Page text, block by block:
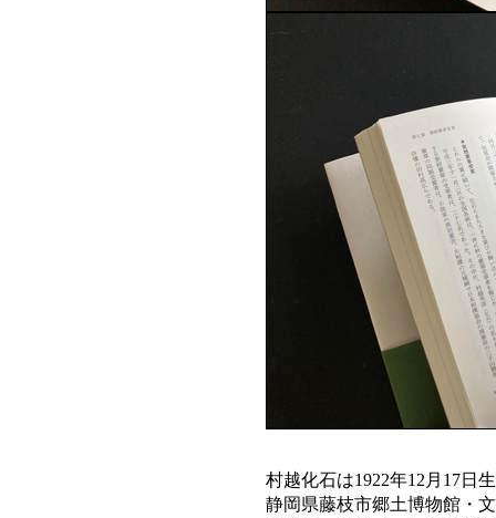
村越化石は1922年12月17日
静岡県藤枝市郷土博物館・